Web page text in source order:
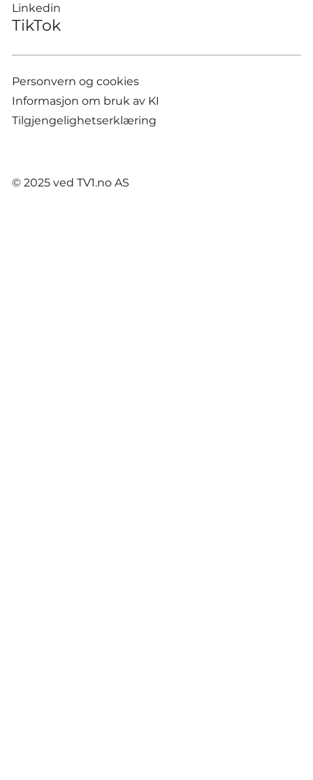
Linkedin
TikTok
Personvern og cookies
Informasjon om bruk av KI
Tilgjengelighetserklæring
© 2025 ved TV1.no AS